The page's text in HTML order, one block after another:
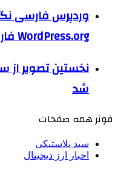
WordPress.org فارسی
نخستین تصویر از
شد
فوتر همه صفحات
سبد پلاستیکی
اخبار ارز دیجیتال